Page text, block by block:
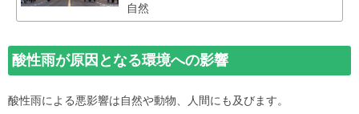
自然
酸性雨が原因となる環境への影響
酸性雨による悪影響は自然や動物、人間にも及びます。